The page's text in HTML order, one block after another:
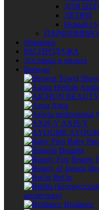
ДЛЯ
ДЕТЯМ
Новый
Новинки
РАСПРОДАЖА
Доставка и оплата
Бренды
Anua
AXIS-Y
Baby
Beausta
Beauty
BeOn
косметика)
Biodance